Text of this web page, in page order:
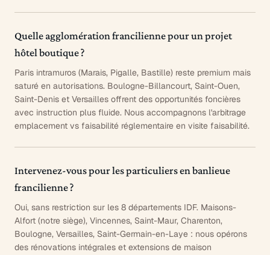
Quelle agglomération francilienne pour un projet
hôtel boutique ?
Paris intramuros (Marais, Pigalle, Bastille) reste premium mais
saturé en autorisations. Boulogne-Billancourt, Saint-Ouen,
Saint-Denis et Versailles offrent des opportunités foncières
avec instruction plus fluide. Nous accompagnons l'arbitrage
emplacement vs faisabilité réglementaire en visite faisabilité.
Intervenez-vous pour les particuliers en banlieue
francilienne ?
Oui, sans restriction sur les 8 départements IDF. Maisons-
Alfort (notre siège), Vincennes, Saint-Maur, Charenton,
Boulogne, Versailles, Saint-Germain-en-Laye : nous opérons
des rénovations intégrales et extensions de maison